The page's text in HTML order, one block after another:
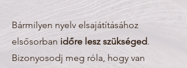
Bármilyen nyelv elsajátításához
elsősorban időre lesz szükséged.
Bizonyosodj meg róla, hogy van